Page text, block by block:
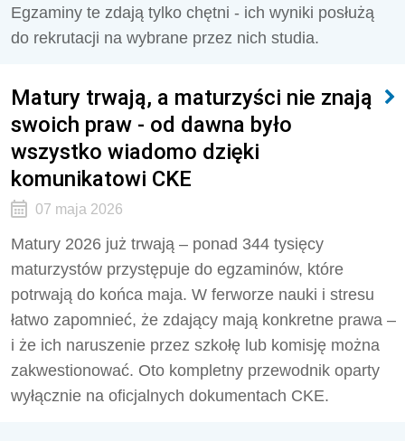
Egzaminy te zdają tylko chętni - ich wyniki posłużą
do rekrutacji na wybrane przez nich studia.
Matury trwają, a maturzyści nie znają
swoich praw - od dawna było
wszystko wiadomo dzięki
komunikatowi CKE
07 maja 2026
Matury 2026 już trwają – ponad 344 tysięcy
maturzystów przystępuje do egzaminów, które
potrwają do końca maja. W ferworze nauki i stresu
łatwo zapomnieć, że zdający mają konkretne prawa –
i że ich naruszenie przez szkołę lub komisję można
zakwestionować. Oto kompletny przewodnik oparty
wyłącznie na oficjalnych dokumentach CKE.